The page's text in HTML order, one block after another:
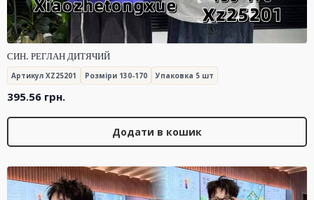
СИН. РЕГЛАН ДИТЯЧИЙ
Артикул XZ25201 Розміри 130-170 Упаковка 5 шт
395.56 грн.
Додати в кошик